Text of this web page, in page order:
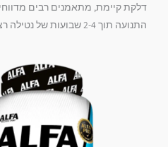
דלקת קיימת, מתאמנים רבים
התנועה תוך 2-4 שבועות של נטילה רציפה של המינון המומלץ.